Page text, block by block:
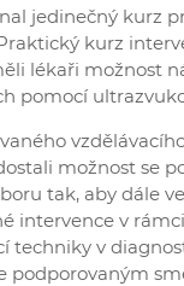
jedinečný kurz
kurz
lékaři možnost
pomocí
možnost se
tak, aby dále
intervence v
techniky v
podporovaným